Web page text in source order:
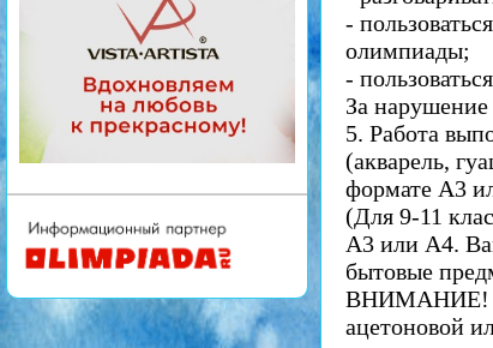
-
олимпиады;
-
За нарушение
5. Работа
(акварель,
формате А3
(Для 9-11
А3 или А4.
бытовые
ВНИМАНИЕ! Не
ацетоновой